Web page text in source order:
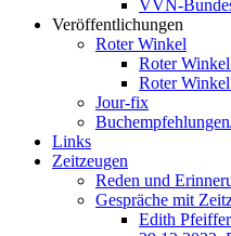
VVN-
Veröffentlichungen
Roter Winkel
Roter
Roter
Jour-fix
Links
Zeitzeugen
Reden und
Gespräche mit
Edith Pfeiffer